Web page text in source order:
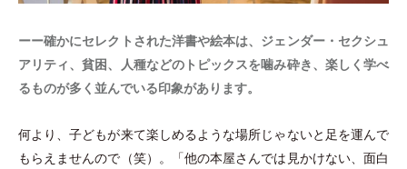
ーー確かにセレクトされた洋書や絵本は、ジェンダー・ セクシュ
アリティ、貧困、人種などのトピックスを噛み砕き、楽しく学べ
るものが多く並んでいる印象があります。
何より、子どもが来て楽しめるような場所じゃないと足を運んで
もらえませんので （笑） 。 「他の本屋さんでは見かけない、面白